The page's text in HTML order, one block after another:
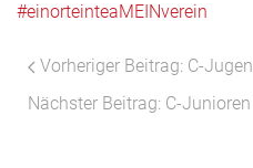
#einorteinteaMEINverein
Vorheriger Beitrag: C-
Nächster Beitrag: C-